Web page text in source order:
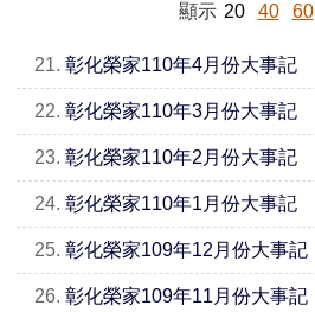
顯示 20 40 60
21. 彰化榮家110年4月份大事記
22. 彰化榮家110年3月份大事記
23. 彰化榮家110年2月份大事記
24. 彰化榮家110年1月份大事記
25. 彰化榮家109年12月份大事記
26. 彰化榮家109年11月份大事記